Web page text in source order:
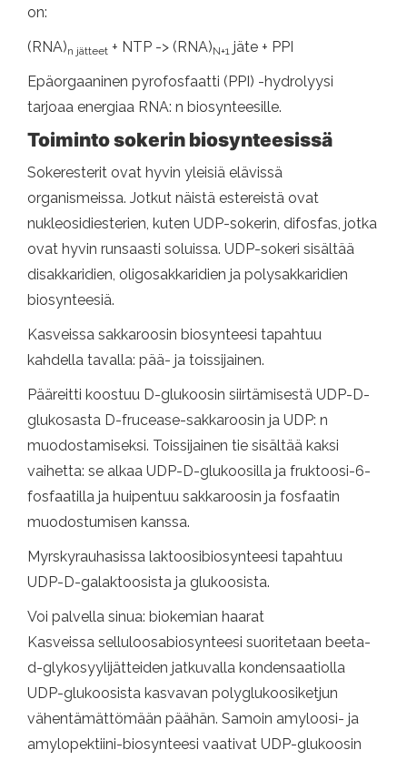
on:
(RNA)n jätteet + NTP -> (RNA)N+1 jäte + PPI
Epäorgaaninen pyrofosfaatti (PPI) -hydrolyysi
tarjoaa energiaa RNA: n biosynteesille.
Toiminto sokerin biosynteesissä
Sokeresterit ovat hyvin yleisiä elävissä
organismeissa. Jotkut näistä estereistä ovat
nukleosidiesterien, kuten UDP-sokerin, difosfas, jotka
ovat hyvin runsaasti soluissa. UDP-sokeri sisältää
disakkaridien, oligosakkaridien ja polysakkaridien
biosynteesiä.
Kasveissa sakkaroosin biosynteesi tapahtuu
kahdella tavalla: pää- ja toissijainen.
Pääreitti koostuu D-glukoosin siirtämisestä UDP-D-
glukosasta D-frucease-sakkaroosin ja UDP: n
muodostamiseksi. Toissijainen tie sisältää kaksi
vaihetta: se alkaa UDP-D-glukoosilla ja fruktoosi-6-
fosfaatilla ja huipentuu sakkaroosin ja fosfaatin
muodostumisen kanssa.
Myrskyrauhasissa laktoosibiosynteesi tapahtuu
UDP-D-galaktoosista ja glukoosista.
Voi palvella sinua: biokemian haarat
Kasveissa selluloosabiosynteesi suoritetaan beeta-
d-glykosyylijätteiden jatkuvalla kondensaatiolla
UDP-glukoosista kasvavan polyglukoosiketjun
vähentämättömään päähän. Samoin amyloosi- ja
amylopektiini-biosynteesi vaativat UDP-glukoosin